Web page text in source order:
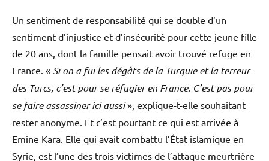
Un sentiment de responsabilité qui se double d’un
sentiment d’injustice et d’insécurité pour cette jeune fille
de 20 ans, dont la famille pensait avoir trouvé refuge en
France. « Si on a fui les dégâts de la Turquie et la terreur
des Turcs, c’est pour se réfugier en France. C’est pas pour
se faire assassiner ici aussi», explique-t-elle souhaitant
rester anonyme. Et c’est pourtant ce qui est arrivée à
Emine Kara. Elle qui avait combattu l’État islamique en
Syrie, est l’une des trois victimes de l’attaque meurtrière